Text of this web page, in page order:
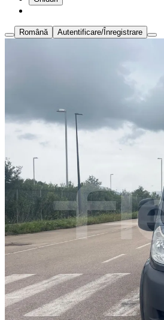
Română Autentificare/Înregistrare